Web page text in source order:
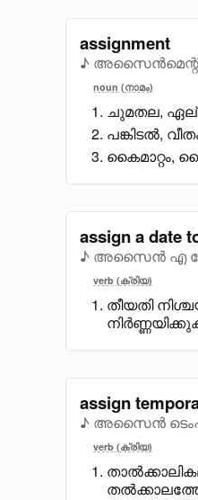
assignment
♪ അസൈൻമെന്റ്
noun (നാമം)
ചുമതല,
പങ്കിടൽ,
കൈമാറ്റം,
assign a date
♪ അസൈൻ എ
verb (ക്രിയ)
തീയതി
assign
♪ അസൈൻ
verb (ക്രിയ)